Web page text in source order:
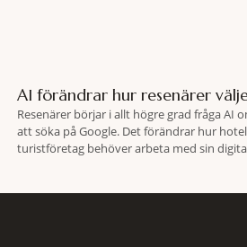
AI förändrar hur resenärer
Resenärer börjar i allt högre grad fråga AI
att söka på Google. Det förändrar hur
turistföretag behöver arbeta med sin